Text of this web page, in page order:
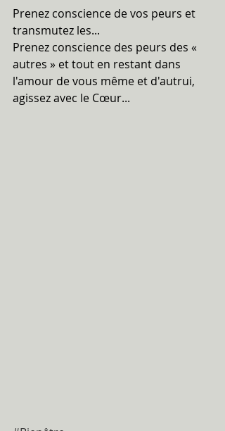
Prenez conscience de vos peurs et
transmutez les...
Prenez conscience des peurs des «
autres » et tout en restant dans
l'amour de vous même et d'autrui,
agissez avec le Cœur...